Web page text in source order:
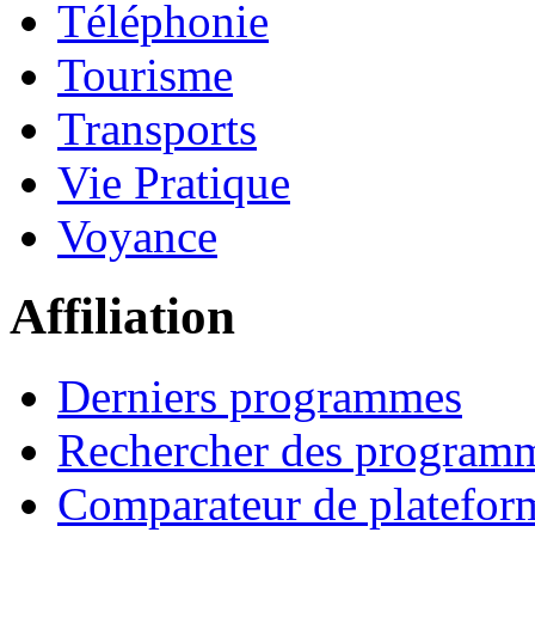
Téléphonie
Tourisme
Transports
Vie Pratique
Voyance
Affiliation
Derniers programmes
Rechercher des
Comparateur de